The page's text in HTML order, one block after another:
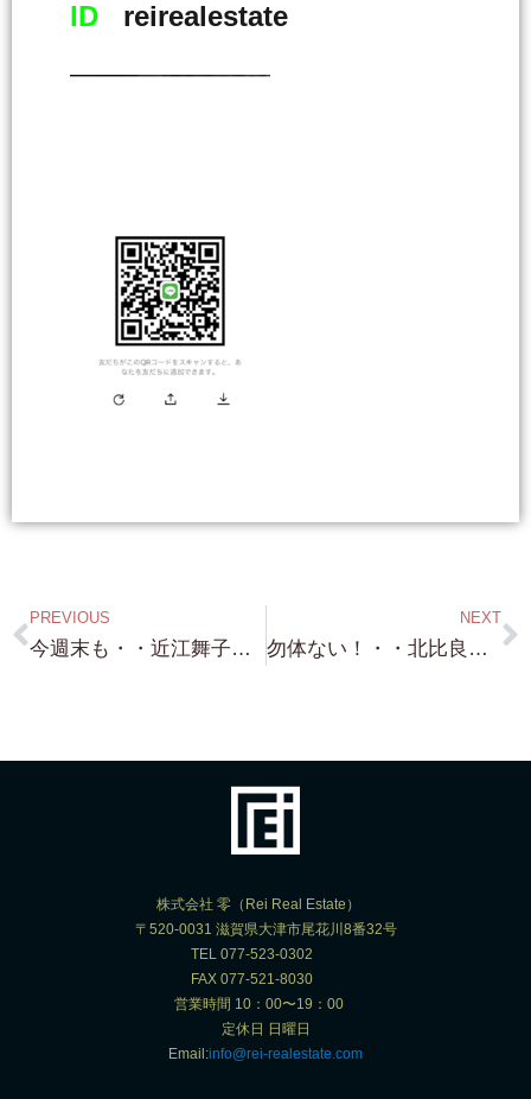
ID reirealestate
PREVIOUS
今週末も・・近江舞子・蓬莱・北小松・南小松 琵琶湖浜付き物件・琵琶湖浜前物件案内 皆様 よろしくお願いいたします！
NEXT
勿体ない！・・北比良 琵琶湖浜前 約238.37坪 1,980万円！・・・目の前に 家建っちゃって（笑）それでも 二階建て建てたら 琵琶湖を一望！できます！売り物件！
株式会社 零（Rei Real Estate）
〒520-0031 滋賀県大津市尾花川8番32号
TEL 077-523-0302
FAX 077-521-8030
営業時間 10：00〜19：00
定休日 日曜日
Email:info@rei-realestate.com